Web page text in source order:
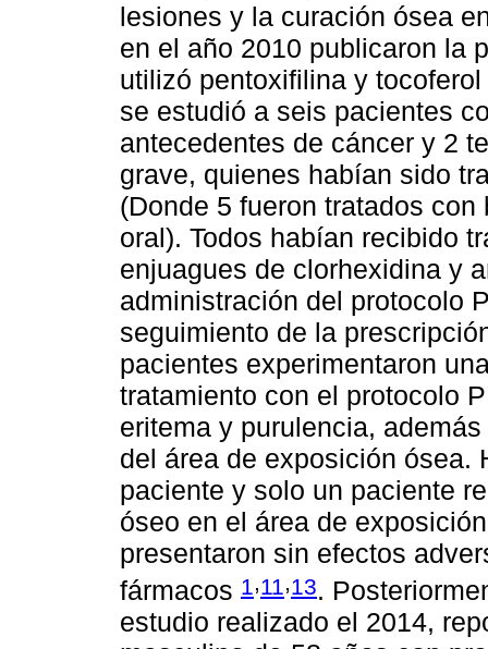
lesiones y la curación ósea
en el año 2010 publicaron la
utilizó pentoxifilina y
se estudió a seis pacientes
antecedentes de cáncer y 2
grave, quienes habían sido
(Donde 5 fueron tratados
oral). Todos habían recibido
enjuagues de clorhexidina y
administración del protocolo
seguimiento de la
pacientes experimentaron
tratamiento con el protocolo
eritema y purulencia,
del área de exposición ósea.
paciente y solo un paciente
óseo en el área de
presentaron sin efectos
fármacos 1,11,13.
estudio realizado el 2014,